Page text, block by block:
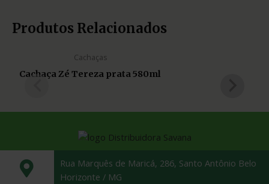
Produtos Relacionados
Cachaças
Cachaça Zé Tereza prata 580ml
Rua Marquês de Maricá, 286, Santo Antônio Belo
Horizonte / MG